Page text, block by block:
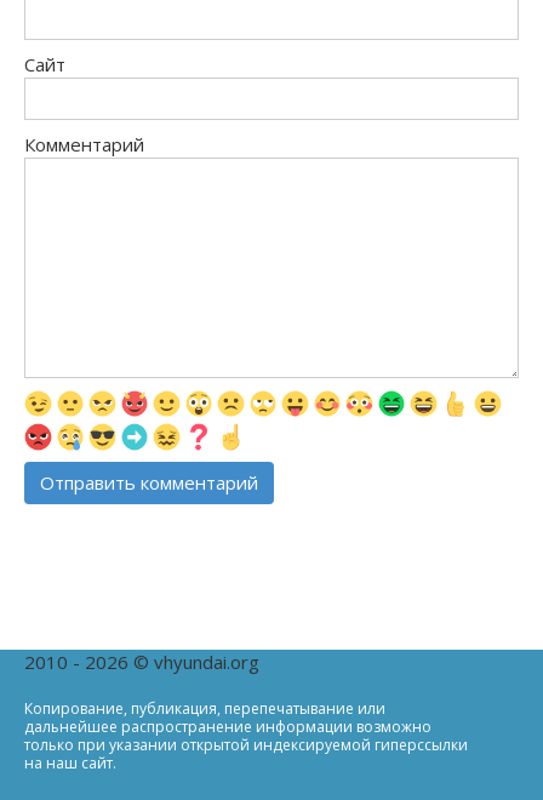
Сайт
Комментарий
2010 - 2026 © vhyundai.org
Копирование, публикация, перепечатывание или
дальнейшее распространение информации возможно
только при указании открытой индексируемой гиперссылки
на наш сайт.